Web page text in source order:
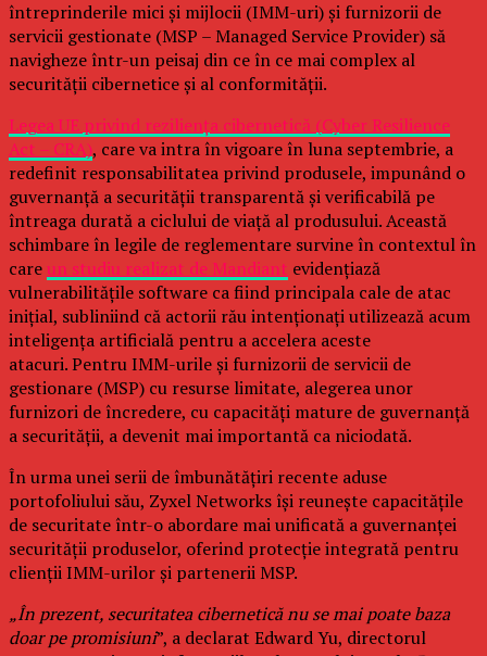
întreprinderile mici și mijlocii (IMM-uri) și furnizorii de
servicii gestionate (MSP – Managed Service Provider) să
navigheze într-un peisaj din ce în ce mai complex al
securității cibernetice și al conformității.
Legea UE privind reziliența cibernetică (Cyber Resilience
Act – CRA), care va intra în vigoare în luna septembrie, a
redefinit responsabilitatea privind produsele, impunând o
guvernanță a securității transparentă și verificabilă pe
întreaga durată a ciclului de viață al produsului. Această
schimbare în legile de reglementare survine în contextul în
careun studiu realizat de Mandiant evidențiază
vulnerabilitățile software ca fiind principala cale de atac
inițial, subliniind că actorii rău intenționați utilizează acum
inteligența artificială pentru a accelera aceste
atacuri. Pentru IMM-urile și furnizorii de servicii de
gestionare (MSP) cu resurse limitate, alegerea unor
furnizori de încredere, cu capacități mature de guvernanță
a securității, a devenit mai importantă ca niciodată.
În urma unei serii de îmbunătățiri recente aduse
portofoliului său, Zyxel Networks își reunește capacitățile
de securitate într-o abordare mai unificată a guvernanței
securității produselor, oferind protecție integrată pentru
clienții IMM-urilor și partenerii MSP.
„În prezent, securitatea cibernetică nu se mai poate baza
doar pe promisiuni”, a declarat Edward Yu, directorul